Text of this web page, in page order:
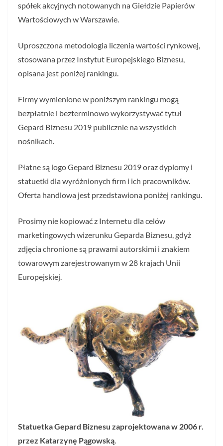
spółek akcyjnych notowanych na Giełdzie Papierów
Wartościowych w Warszawie.
Uproszczona metodologia liczenia wartości rynkowej,
stosowana przez Instytut Europejskiego Biznesu,
opisana jest poniżej rankingu.
Firmy wymienione w poniższym rankingu mogą
bezpłatnie i bezterminowo wykorzystywać tytuł
Gepard Biznesu 2019 publicznie na wszystkich
nośnikach.
Płatne są logo Gepard Biznesu 2019 oraz dyplomy i
statuetki dla wyróżnionych firm i ich pracowników.
Oferta handlowa jest przedstawiona poniżej rankingu.
Prosimy nie kopiować z Internetu dla celów
marketingowych wizerunku Geparda Biznesu, gdyż
zdjęcia chronione są prawami autorskimi i znakiem
towarowym zarejestrowanym w 28 krajach Unii
Europejskiej.
Statuetka Gepard Biznesu zaprojektowana w 2006 r.
przez Katarzynę Pągowską.